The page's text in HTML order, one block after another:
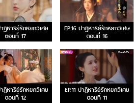
าฏิหาริย์รักหยกวิเศษ
ตอนที่ 17
EP.16 ปาฏิหาริย์รักหยกวิเศษ
ตอนที่ 16
าฏิหาริย์รักหยกวิเศษ
ตอนที่ 12
EP.11 ปาฏิหาริย์รักหยกวิเศษ
ตอนที่ 11